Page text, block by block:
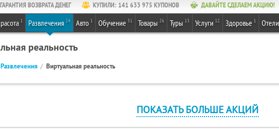
ВОЗВРАТА ДЕНЕГ КУПИЛИ: 141 633 975 КУПОНОВ ДАВАЙТЕ СДЕЛАЕМ АКЦИЮ!
1 Развлечения 24 Авто 1 Обучение 31 Товары 26 Туры 13 Услуги 12 Здоровье 1 Отели
реальность
Развлечения Виртуальная реальность
ПОКАЗАТЬ БОЛЬШЕ АКЦИЙ